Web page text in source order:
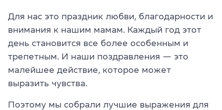
Для нас это праздник любви, благодарности и
внимания к нашим мамам. Каждый год этот
день становится все более особенным и
трепетным. И наши поздравления — это
малейшее действие, которое может
выразить чувства.
Поэтому мы собрали лучшие выражения для